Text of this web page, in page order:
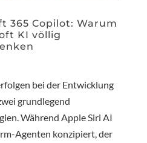
365 Copilot: Warum
KI völlig
bei der Entwicklung
grundlegend
Während Apple Siri AI
Agenten konzipiert, der